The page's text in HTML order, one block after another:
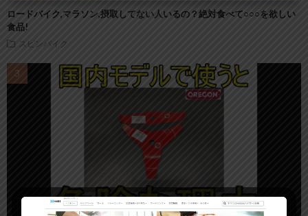
ロードバイク,マラソン,摂取してない人いるの？絶対食べて○○○を欲しい
食品!
スピンバイク